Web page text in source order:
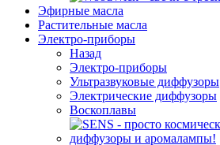
Эфирные масла
Растительные масла
Электро-приборы
Назад
Электро-приборы
Ультразвуковые диффузоры
Электрические диффузоры
Воскоплавы